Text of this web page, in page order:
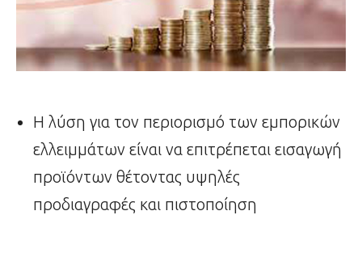
Η λύση για τον περιορισμό των εμπορικών
ελλειμμάτων είναι να επιτρέπεται εισαγωγή
προϊόντων θέτοντας υψηλές
προδιαγραφές και πιστοποίηση